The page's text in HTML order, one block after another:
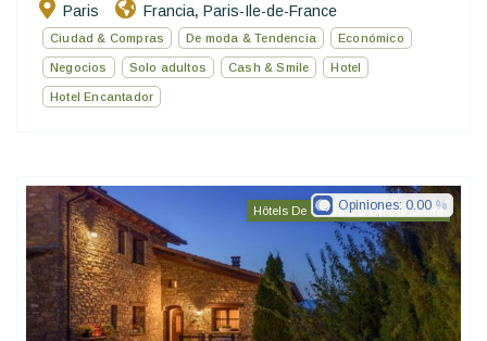
Paris Francia, Paris-Ile-de-France
Ciudad & Compras De moda & Tendencia Económico
Negocios Solo adultos Cash & Smile Hotel
Hotel Encantador
Hôtels De Charme & De Caractère
Opiniones: 0.00